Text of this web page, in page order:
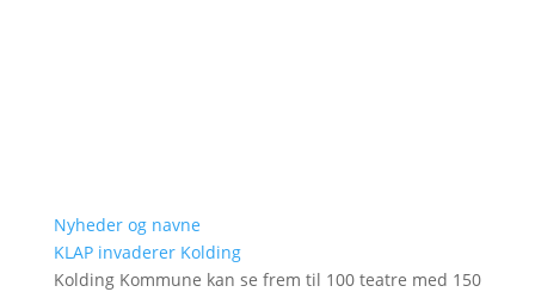
Nyheder og navne
KLAP invaderer Kolding
Kolding Kommune kan se frem til 100 teatre med 150